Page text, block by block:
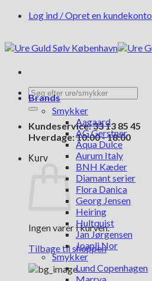
FortsætLog ind / Opret en kundekonto
Søg
efter:
Kundeservice: 33 13 85 45
Hverdage: 10:00 - 18:00
Kurv
Ingen varer i kurven.
Tilbage til shoppen
Brands
Smykker
Aagaard
AG Gerstner
Aqua Dulce
Aurum Italy
BNH Kæder
Diamant serier
Flora Danica
Georg Jensen
Heiring
Hultquist
Jan Jørgensen
Joanli Nor
Smykker
Lund Copenhagen